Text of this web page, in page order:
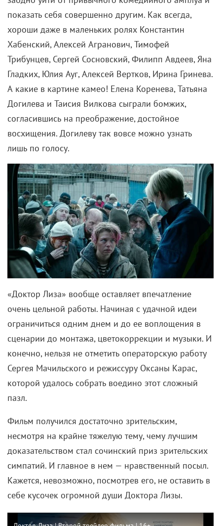
показать себя совершенно другим. Как всегда,
хороши даже в маленьких ролях Константин
Хабенский, Алексей Агранович, Тимофей
Трибунцев, Сергей Сосновский, Филипп Авдеев, Яна
Гладких, Юлия Ауг, Алексей Вертков, Ирина Гринева.
А какие в картине камео! Елена Коренева, Татьяна
Догилева и Таисия Вилкова сыграли бомжих,
согласившись на преображение, достойное
восхищения. Догилеву так вовсе можно узнать
лишь по голосу.
«Доктор Лиза» вообще оставляет впечатление
очень цельной работы. Начиная с удачной идеи
ограничиться одним днем и до ее воплощения в
сценарии до монтажа, цветокоррекции и музыки. И
конечно, нельзя не отметить операторскую работу
Сергея Мачильского и режиссуру Оксаны Карас,
которой удалось собрать воедино этот сложный
пазл.
Фильм получился достаточно зрительским,
несмотря на крайне тяжелую тему, чему лучшим
доказательством стал сочинский приз зрительских
симпатий. И главное в нем — нравственный посыл.
Кажется, невозможно, посмотрев его, не оставить в
себе кусочек огромной души Доктора Лизы.